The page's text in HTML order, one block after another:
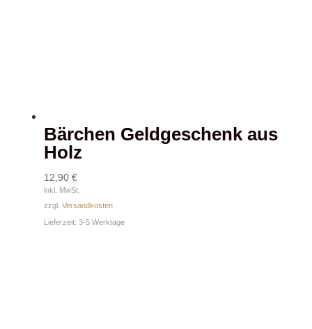
Bärchen Geldgeschenk aus
Holz
12,90 €
inkl. MwSt.
zzgl. Versandkosten
Lieferzeit: 3-5 Werktage